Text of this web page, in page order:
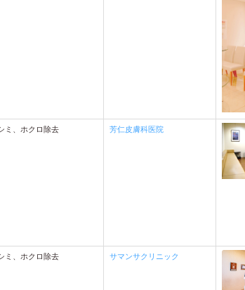
ミ、ホクロ除去 芳仁皮膚科医院
ミ、ホクロ除去 サマンサクリニック